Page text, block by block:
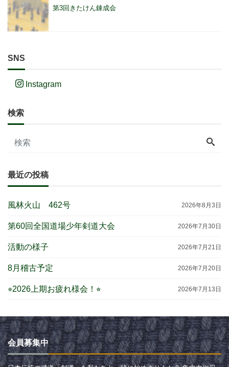
第3回きたけん錬成会
SNS
Instagram
検索
最近の投稿
風林火山 462号 2026年8月3日
第60回全国道場少年剣道大会 2026年7月30日
活動の様子 2026年7月21日
8月稽古予定 2026年7月20日
⭐︎2026上期お疲れ様会！⭐︎ 2026年7月13日
会員募集中